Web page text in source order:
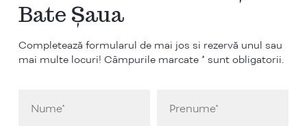
Bate Șaua
Completează formularul de mai jos si rezervă unul sau
mai multe locuri! Câmpurile marcate * sunt obligatorii.